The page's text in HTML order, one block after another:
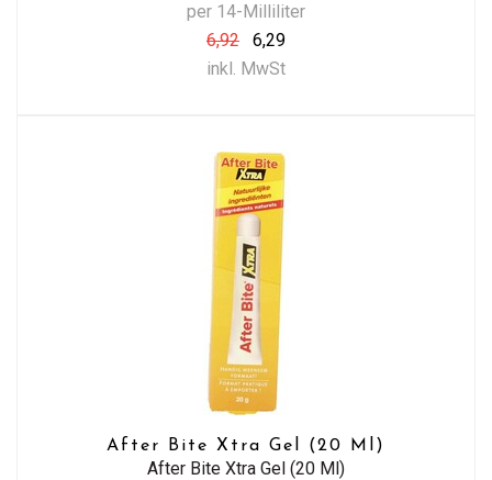
per 14-Milliliter
6,92
6,29
inkl. MwSt
After Bite Xtra Gel (20 Ml)
After Bite Xtra Gel (20 Ml)